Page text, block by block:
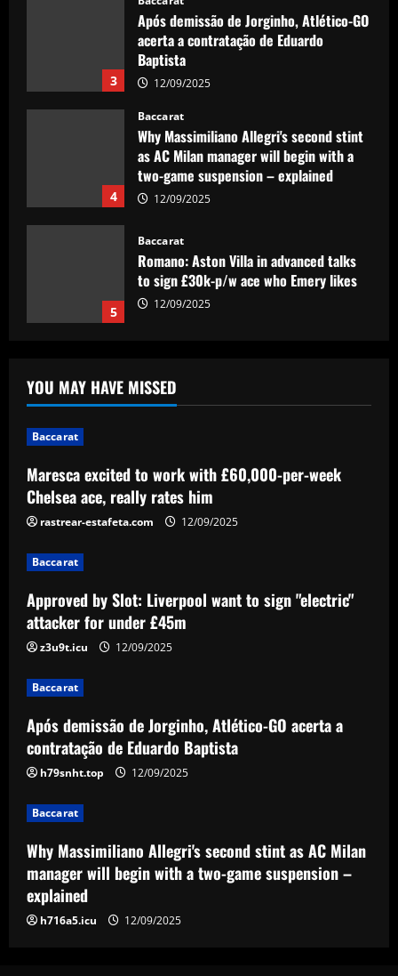
3
Após demissão de Jorginho, Atlético-GO
acerta a contratação de Eduardo
Baptista
12/09/2025
4
Baccarat
Why Massimiliano Allegri's second stint
as AC Milan manager will begin with a
two-game suspension – explained
12/09/2025
5
Baccarat
Romano: Aston Villa in advanced talks
to sign £30k-p/w ace who Emery likes
12/09/2025
Maresca excited to work with £60,000-
per-week Chelsea ace, really rates him
Baccarat
Approved by Slot: Liverpool want to sign
"electric" attacker for under £45m
Após demissão de Jorginho, Atlético-GO
acerta a contratação de Eduardo
4
Why Massimiliano Allegri's second stint
as AC Milan manager will begin with a
two-game suspension – explained
12/09/2025
Romano: Aston Villa in advanced talks
to sign £30k-p/w ace who Emery likes
12/09/2025
YOU MAY HAVE MISSED
Baccarat
Maresca excited to work with £60,000-per-week
Chelsea ace, really rates him
rastrear-estafeta.com 12/09/2025
Baccarat
Approved by Slot: Liverpool want to sign "electric"
attacker for under £45m
z3u9t.icu 12/09/2025
Baccarat
Após demissão de Jorginho, Atlético-GO acerta a
contratação de Eduardo Baptista
h79snht.top 12/09/2025
Baccarat
Why Massimiliano Allegri's second stint as AC Milan
manager will begin with a two-game suspension –
explained
h716a5.icu 12/09/2025